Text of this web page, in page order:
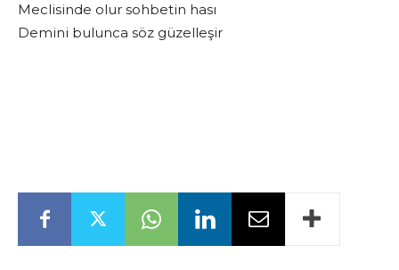
Meclisinde olur sohbetin hası
Demini bulunca söz güzelleşir